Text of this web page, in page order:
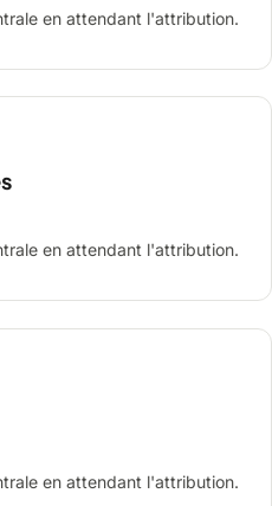
en attendant l'attribution.
en attendant l'attribution.
en attendant l'attribution.